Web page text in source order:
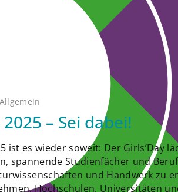
2025 – Sei dabei!
ist es wieder soweit: Der Girls’Day
spannende Studienfächer und
und Handwerk zu
Hochschulen, Universitäten